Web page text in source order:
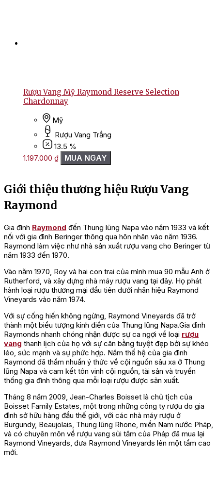
Rượu Vang Mỹ Raymond Reserve Selection
Chardonnay
Mỹ
Rượu Vang Trắng
13.5 %
1.197.000 ₫ MUA NGAY
Giới thiệu thương hiệu Rượu Vang
Raymond
Gia đình Raymond đến Thung lũng Napa vào năm 1933 và kết
nối với gia đình Beringer thông qua hôn nhân vào năm 1936.
Raymond làm việc như nhà sản xuất rượu vang cho Beringer từ
năm 1933 đến 1970.
Vào năm 1970, Roy và hai con trai của mình mua 90 mẫu Anh ở
Rutherford, và xây dựng nhà máy rượu vang tại đây. Họ phát
hành loại rượu thương mại đầu tiên dưới nhãn hiệu Raymond
Vineyards vào năm 1974.
Với sự cống hiến không ngừng, Raymond Vineyards đã trở
thành một biểu tượng kinh điển của Thung lũng Napa.Gia đình
Raymonds nhanh chóng nhận được sự ca ngợi về loại rượu
vang thanh lịch của họ với sự cân bằng tuyệt đẹp bởi sự khéo
léo, sức mạnh và sự phức hợp. Năm thế hệ của gia đình
Raymond đã thấm nhuần ý thức về cội nguồn sâu xa ở Thung
lũng Napa và cam kết tôn vinh cội nguồn, tài sản và truyền
thống gia đình thông qua mỗi loại rượu được sản xuất.
Tháng 8 năm 2009, Jean-Charles Boisset là chủ tịch của
Boisset Family Estates, một trong những công ty rượu do gia
đình sở hữu hàng đầu thế giới, với các nhà máy rượu ở
Burgundy, Beaujolais, Thung lũng Rhone, miền Nam nước Pháp,
và có chuyên môn về rượu vang sủi tăm của Pháp đã mua lại
Raymond Vineyards, đưa Raymond Vineyards lên một tầm cao
mới.